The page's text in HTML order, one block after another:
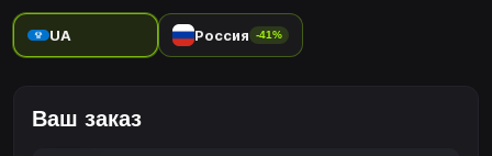
UA Россия -41%
Ваш заказ